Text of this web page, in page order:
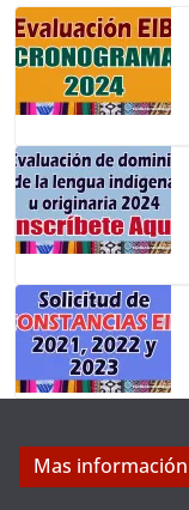
Mas información